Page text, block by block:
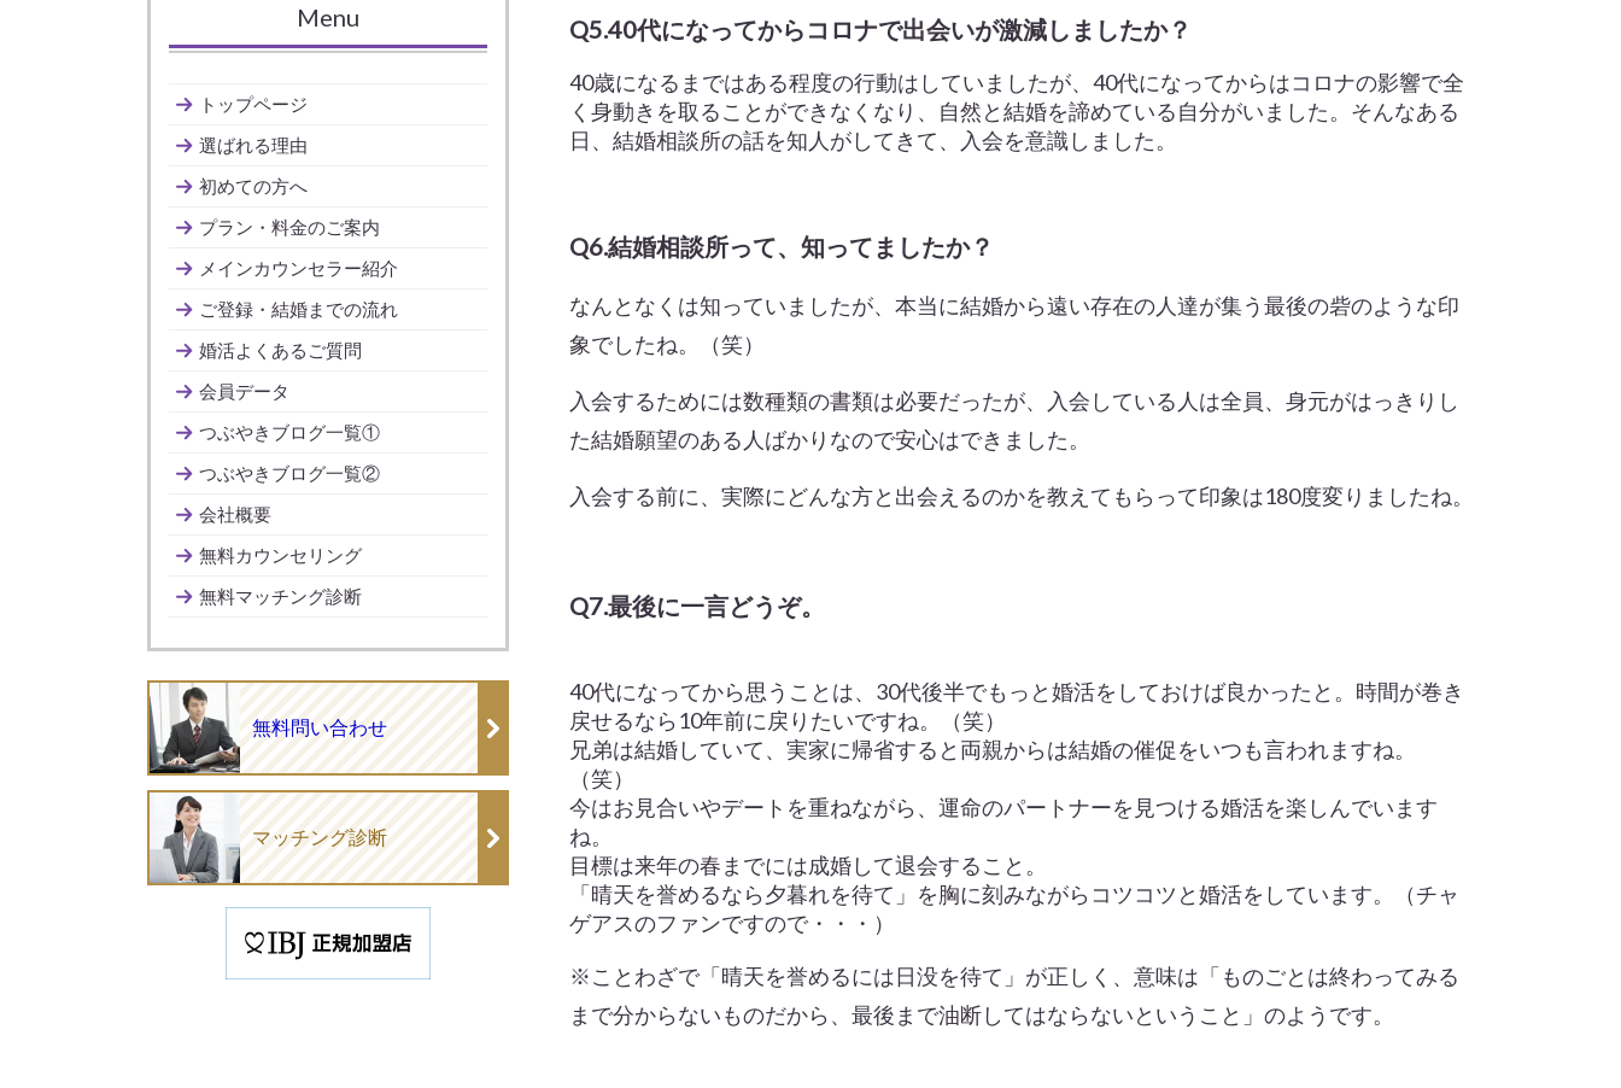
Q5.40代になってからコロナで出会いが激減しましたか？
40歳になるまではある程度の行動はしていましたが、40代になってからはコロナの影響で全
く身動きを取ることができなくなり、自然と結婚を諦めている自分がいました。そんなある
日、結婚相談所の話を知人がしてきて、入会を意識しました。
Q6.結婚相談所って、知ってましたか？
なんとなくは知っていましたが、本当に結婚から遠い存在の人達が集う最後の砦のような印
象でしたね。（笑）
入会するためには数種類の書類は必要だったが、入会している人は全員、身元がはっきりし
た結婚願望のある人ばかりなので安心はできました。
入会する前に、実際にどんな方と出会えるのかを教えてもらって印象は180度変りましたね。
Q7.最後に一言どうぞ。
40代になってから思うことは、30代後半でもっと婚活をしておけば良かったと。時間が巻き
戻せるなら10年前に戻りたいですね。（笑）
兄弟は結婚していて、実家に帰省すると両親からは結婚の催促をいつも言われますね。
（笑）
今はお見合いやデートを重ねながら、運命のパートナーを見つける婚活を楽しんでいます
ね。
目標は来年の春までには成婚して退会すること。
「晴天を誉めるなら夕暮れを待て」を胸に刻みながらコツコツと婚活をしています。（チャ
ゲアスのファンですので・・・）
※ことわざで「晴天を誉めるには日没を待て」が正しく、 意味は「ものごとは終わってみる
まで分からないものだから、最後まで油断してはならないということ」のようです。
Menu
トップページ
選ばれる理由
初めての方へ
プラン・料金のご案内
メインカウンセラー紹介
ご登録・結婚までの流れ
婚活よくあるご質問
会員データ
つぶやきブログ一覧①
つぶやきブログ一覧②
会社概要
無料カウンセリング
無料マッチング診断
無料問い合わせ
マッチング診断